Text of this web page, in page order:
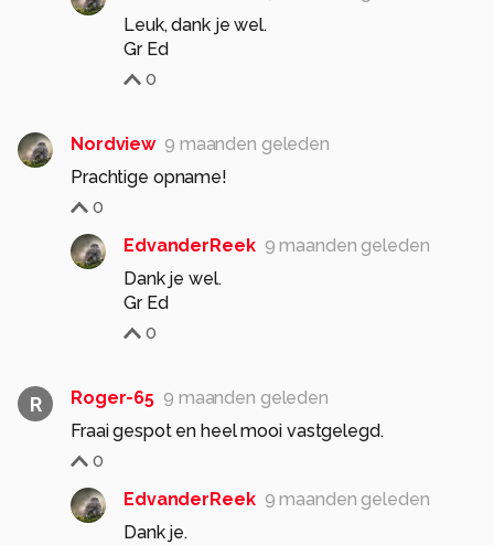
Leuk, dank je wel.
Gr Ed
0
Nordview 9 maanden geleden
Prachtige opname!
0
EdvanderReek 9 maanden geleden
Dank je wel.
Gr Ed
0
R Roger-65 9 maanden geleden
Fraai gespot en heel mooi vastgelegd.
0
EdvanderReek 9 maanden geleden
Dank je.